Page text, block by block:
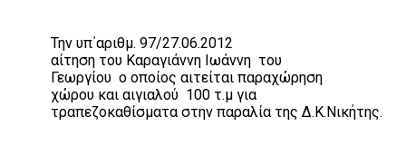
Την υπ΄αριθμ. 97/27.06.2012
αίτηση του Καραγιάννη Ιωάννη του
Γεωργίου ο οποίος αιτείται παραχώρηση
χώρου και αιγιαλού 100 τ.μ για
τραπεζοκαθίσματα στην παραλία της Δ.Κ.Νικήτης.